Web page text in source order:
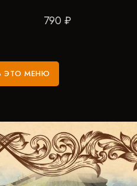
790 ₽
ЭТО МЕНЮ